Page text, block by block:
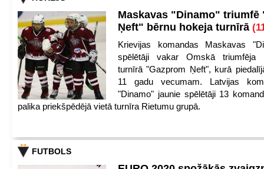
Maskavas "Dinamo" triumfē
Ņeft" bērnu hokeja turnīrā
Krievijas komandas Maskavas
spēlētāji vakar Omskā triumfēja
turnīrā "Gazprom Ņeft", kurā
11 gadu vecumam. Latvijas
"Dinamo" jaunie spēlētāji 13
palika priekšpēdējā vietā turnīra Rietumu grupā.
FUTBOLS